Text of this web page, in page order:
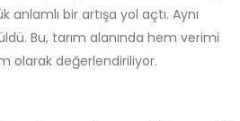
bir artışa yol açtı. Aynı
Bu, tarım alanında hem verimi
olarak değerlendiriliyor.